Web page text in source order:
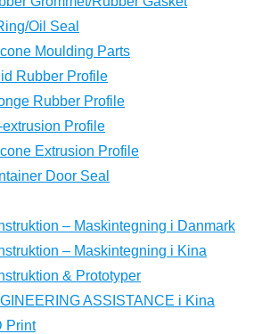
Oil Seal
Moulding Parts
Rubber Profile
Rubber Profile
Profile
Extrusion Profile
Door Seal
– Maskintegning i Danmark
– Maskintegning i Kina
& Prototyper
ASSISTANCE i Kina
Print